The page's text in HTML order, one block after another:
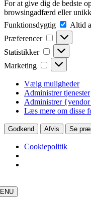
For at give dig de bedste
browsingadfærd eller
Funktionsdygtig
Altid
Præferencer
Præferencer
Statistikker Statistikker
Marketing Marketing
Vælg muligheder
Administrer tjenester
Administrer
Læs mere om disse
Godkend Afvis Se
Cookiepolitik
to
content